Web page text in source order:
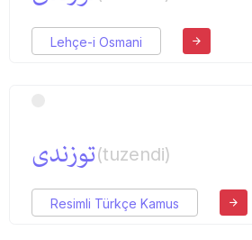
Lehçe-i Osmani
توزندی(tuzendi)
Resimli Türkçe Kamus